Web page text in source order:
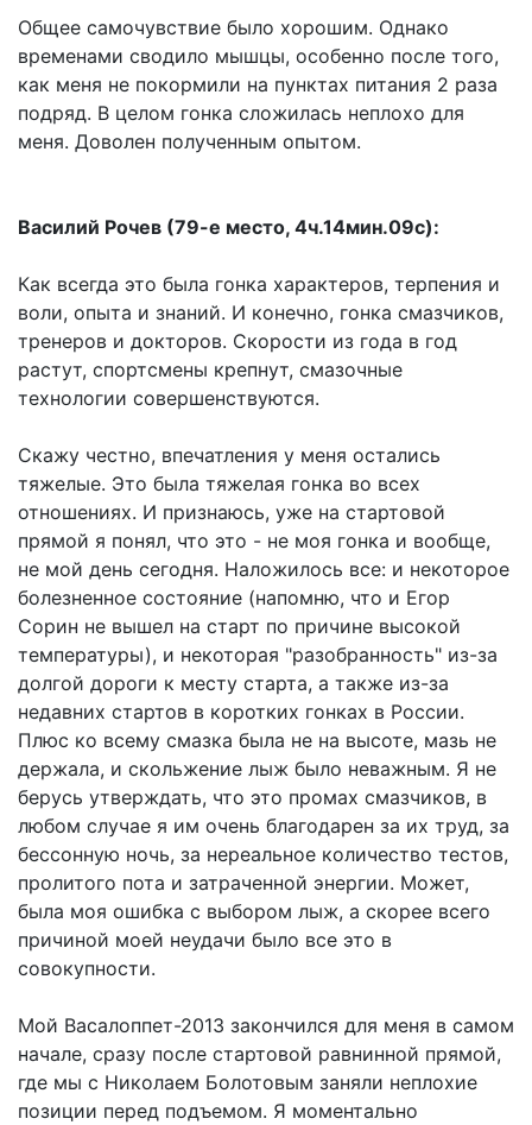
Общее самочувствие было хорошим. Однако
временами сводило мышцы, особенно после того,
как меня не покормили на пунктах питания 2 раза
подряд. В целом гонка сложилась неплохо для
меня. Доволен полученным опытом.
Василий Рочев (79-е место, 4ч.14мин.09с):
Как всегда это была гонка характеров, терпения и
воли, опыта и знаний. И конечно, гонка смазчиков,
тренеров и докторов. Скорости из года в год
растут, спортсмены крепнут, смазочные
технологии совершенствуются.
Скажу честно, впечатления у меня остались
тяжелые. Это была тяжелая гонка во всех
отношениях. И признаюсь, уже на стартовой
прямой я понял, что это - не моя гонка и вообще,
не мой день сегодня. Наложилось все: и некоторое
болезненное состояние (напомню, что и Егор
Сорин не вышел на старт по причине высокой
температуры), и некоторая "разобранность" из-за
долгой дороги к месту старта, а также из-за
недавних стартов в коротких гонках в России.
Плюс ко всему смазка была не на высоте, мазь не
держала, и скольжение лыж было неважным. Я не
берусь утверждать, что это промах смазчиков, в
любом случае я им очень благодарен за их труд, за
бессонную ночь, за нереальное количество тестов,
пролитого пота и затраченной энергии. Может,
была моя ошибка с выбором лыж, а скорее всего
причиной моей неудачи было все это в
совокупности.
Мой Васалоппет-2013 закончился для меня в самом
начале, сразу после стартовой равнинной прямой,
где мы с Николаем Болотовым заняли неплохие
позиции перед подъемом. Я моментально